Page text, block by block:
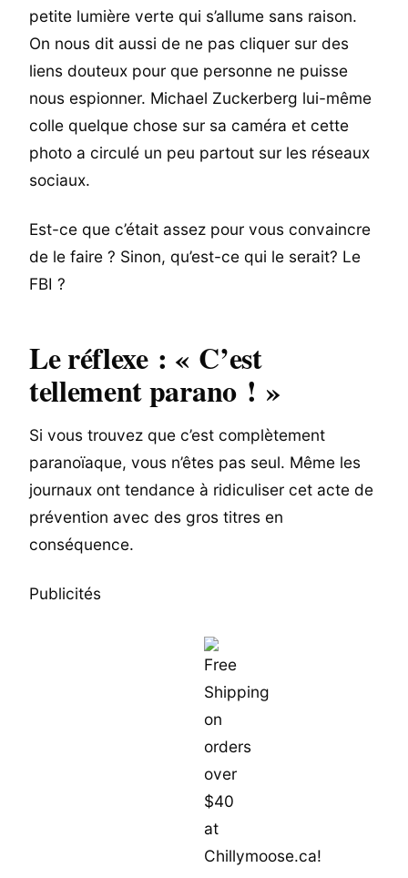
petite lumière verte qui s’allume sans raison.
On nous dit aussi de ne pas cliquer sur des
liens douteux pour que personne ne puisse
nous espionner. Michael Zuckerberg lui-même
colle quelque chose sur sa caméra et cette
photo a circulé un peu partout sur les réseaux
sociaux.
Est-ce que c’était assez pour vous convaincre
de le faire ? Sinon, qu’est-ce qui le serait? Le
FBI ?
Le réflexe : « C’est
tellement parano ! »
Si vous trouvez que c’est complètement
paranoïaque, vous n’êtes pas seul. Même les
journaux ont tendance à ridiculiser cet acte de
prévention avec des gros titres en
conséquence.
Publicités